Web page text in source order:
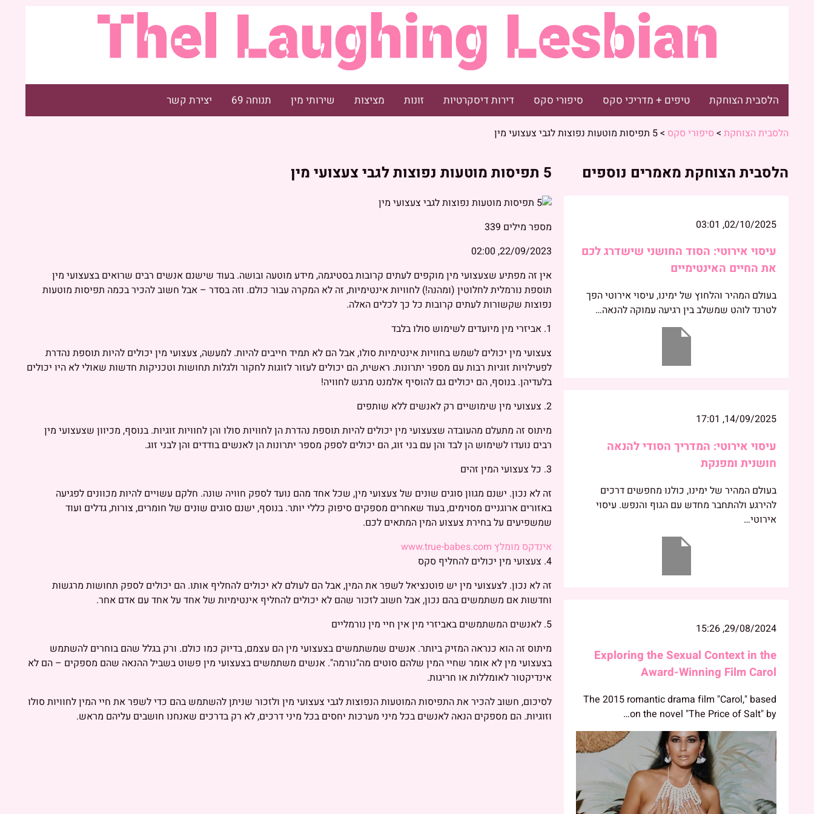
הלסבית הצוחקת טיפים + מדריכי סקס סיפורי סקס דירות דיסקרטיות זונות מציצות שירותי מין תנוחה 69 יצירת קשר
הלסבית הצוחקת > סיפורי סקס >5 תפיסות מוטעות נפוצות לגבי צעצועי מין
5 תפיסות מוטעות נפוצות לגבי צעצועי מין
מספר מילים 339
22/09/2023, 02:00
אין זה מפתיע שצעצועי מין מוקפים לעתים קרובות בסטיגמה, מידע מוטעה ובושה. בעוד שישנם אנשים רבים שרואים בצעצועי מין
תוספת נורמלית לחלוטין (ומהנה!) לחוויות אינטימיות, זה לא המקרה עבור כולם. וזה בסדר – אבל חשוב להכיר בכמה תפיסות מוטעות
נפוצות שקשורות לעתים קרובות כל כך לכלים האלה.
1. אביזרי מין מיועדים לשימוש סולו בלבד
צעצועי מין יכולים לשמש בחוויות אינטימיות סולו, אבל הם לא תמיד חייבים להיות. למעשה, צעצועי מין יכולים להיות תוספת נהדרת
לפעילויות זוגיות רבות עם מספר יתרונות. ראשית, הם יכולים לעזור לזוגות לחקור ולגלות תחושות וטכניקות חדשות שאולי לא היו יכולים
בלעדיהן. בנוסף, הם יכולים גם להוסיף אלמנט מרגש לחוויה!
2. צעצועי מין שימושיים רק לאנשים ללא שותפים
מיתוס זה מתעלם מהעובדה שצעצועי מין יכולים להיות תוספת נהדרת הן לחוויות סולו והן לחוויות זוגיות. בנוסף, מכיוון שצעצועי מין
רבים נועדו לשימוש הן לבד והן עם בני זוג, הם יכולים לספק מספר יתרונות הן לאנשים בודדים והן לבני זוג.
3. כל צעצועי המין זהים
זה לא נכון. ישנם מגוון סוגים שונים של צעצועי מין, שכל אחד מהם נועד לספק חוויה שונה. חלקם עשויים להיות מכוונים לפגיעה
באזורים ארוגניים מסוימים, בעוד שאחרים מספקים סיפוק כללי יותר. בנוסף, ישנם סוגים שונים של חומרים, צורות, גדלים ועוד
שמשפיעים על בחירת צעצוע המין המתאים לכם.
אינדקס מומלץ www.true-babes.com
4. צעצועי מין יכולים להחליף סקס
זה לא נכון. לצעצועי מין יש פוטנציאל לשפר את המין, אבל הם לעולם לא יכולים להחליף אותו. הם יכולים לספק תחושות מרגשות
וחדשות אם משתמשים בהם נכון, אבל חשוב לזכור שהם לא יכולים להחליף אינטימיות של אחד על אחד עם אדם אחר.
5. לאנשים המשתמשים באביזרי מין אין חיי מין נורמליים
מיתוס זה הוא כנראה המזיק ביותר. אנשים שמשתמשים בצעצועי מין הם עצמם, בדיוק כמו כולם. ורק בגלל שהם בוחרים להשתמש
בצעצועי מין לא אומר שחיי המין שלהם סוטים מה"נורמה". אנשים משתמשים בצעצועי מין פשוט בשביל ההנאה שהם מספקים – הם לא
אינדיקטור לאומללות או חריגות.
לסיכום, חשוב להכיר את התפיסות המוטעות הנפוצות לגבי צעצועי מין ולזכור שניתן להשתמש בהם כדי לשפר את חיי המין לחוויות סולו
וזוגיות. הם מספקים הנאה לאנשים בכל מיני מערכות יחסים בכל מיני דרכים, לא רק בדרכים שאנחנו חושבים עליהם מראש.
הלסבית הצוחקת מאמרים נוספים
02/10/2025, 03:01
עיסוי אירוטי: הסוד החושני שישדרג לכם
את החיים האינטימיים
בעולם המהיר והלחוץ של ימינו, עיסוי אירוטי הפך
לטרנד לוהט שמשלב בין רגיעה עמוקה להנאה…
14/09/2025, 17:01
עיסוי אירוטי: המדריך הסודי להנאה
חושנית ומפנקת
בעולם המהיר של ימינו, כולנו מחפשים דרכים
להירגע ולהתחבר מחדש עם הגוף והנפש. עיסוי
אירוטי…
29/08/2024, 15:26
Exploring the Sexual Context in the
Award-Winning Film Carol
The 2015 romantic drama film "Carol," based
on the novel "The Price of Salt" by…